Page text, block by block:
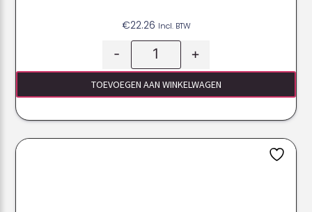
€22.26 Incl. BTW
- +
TOEVOEGEN AAN WINKELWAGEN